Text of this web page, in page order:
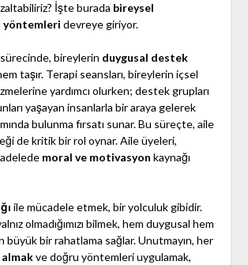
İşte burada bireysel
yöntemleri devreye giriyor.
bireylerin duygusal destek
taşır. Terapi seansları, bireylerin içsel
yardımcı olurken; destek grupları
yaşayan insanlarla bir araya gelerek
bulunma fırsatı sunar. Bu süreçte, aile
de kritik bir rol oynar. Aile üyeleri,
moral ve motivasyon kaynağı
ile mücadele etmek, bir yolculuk gibidir.
olmadığımızı bilmek, hem duygusal hem
büyük bir rahatlama sağlar. Unutmayın, her
ve doğru yöntemleri uygulamak,